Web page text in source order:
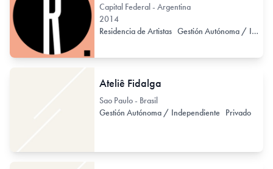
Capital Federal - Argentina
2014
Residencia de Artistas Gestión Autónoma / Independiente
Ateliê Fidalga
Sao Paulo - Brasil
Gestión Autónoma / Independiente Privado